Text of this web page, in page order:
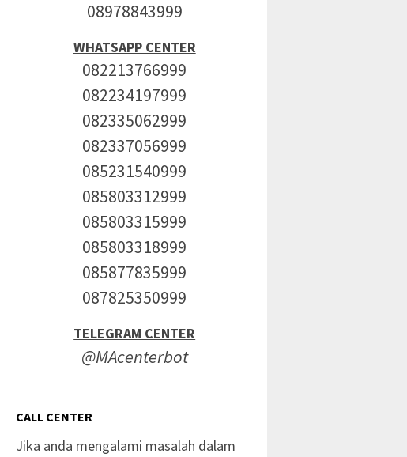
08978843999
WHATSAPP CENTER
082213766999
082234197999
082335062999
082337056999
085231540999
085803312999
085803315999
085803318999
085877835999
087825350999
TELEGRAM CENTER
@MAcenterbot
CALL CENTER
Jika anda mengalami masalah dalam